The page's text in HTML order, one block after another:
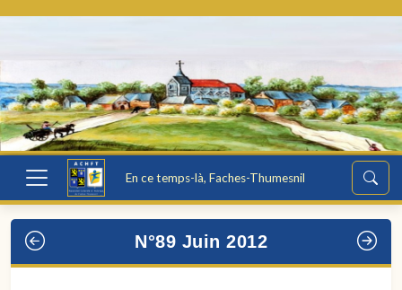
En ce temps-là, Faches-Thumesnil
N°89 Juin 2012